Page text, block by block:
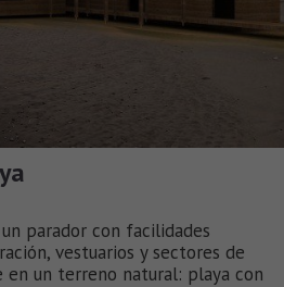
parador con facilidades
vestuarios y sectores de
en un terreno natural: playa con